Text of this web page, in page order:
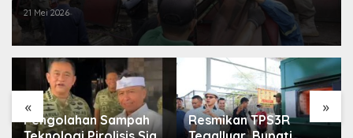
21 Mei 2026
« »
Pengolahan Sampah
Resmikan TPS3R